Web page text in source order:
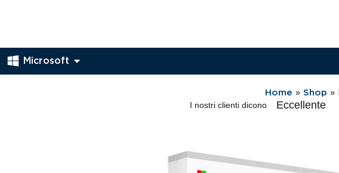
Microsoft
Home » Shop »